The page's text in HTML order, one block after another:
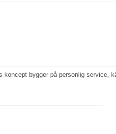
bygger på personlig service,